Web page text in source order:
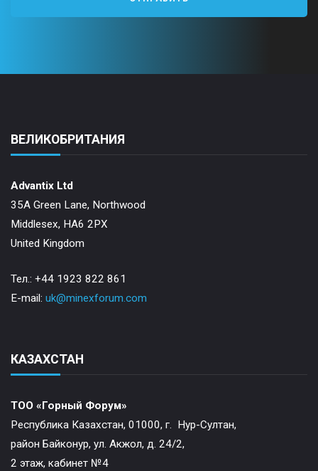
ВЕЛИКОБРИТАНИЯ
Advantix Ltd
35A Green Lane, Northwood
Middlesex, HA6 2PX
United Kingdom
Тел.: +44 1923 822 861
E-mail: uk@minexforum.com
КАЗАХСТАН
ТОО «Горный Форум»
Республика Казахстан, 01000, г. Нур-Султан,
район Байконур, ул. Акжол, д. 24/2,
2 этаж, кабинет №4